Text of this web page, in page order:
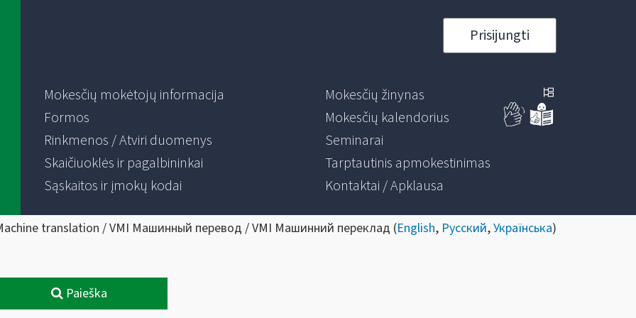
Prisijungti
Mokesčių mokėtojų informacija
Formos
Rinkmenos / Atviri duomenys
Skaičiuoklės ir pagalbininkai
Sąskaitos ir įmokų kodai
Mokesčių žinynas
Mokesčių kalendorius
Seminarai
Tarptautinis apmokestinimas
Kontaktai / Apklausa
translation / VMI Машинный перевод / VMI Машинний переклад (English, Русский,Українська)
Paieška